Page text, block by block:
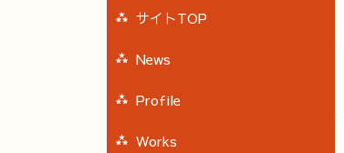
サイトTOP
News
Profile
Works